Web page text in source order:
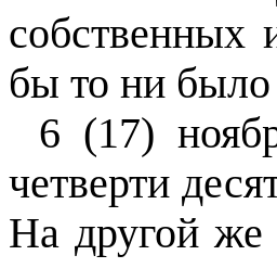
собственных
бы то ни было
6 (17)
четверти
На другой же